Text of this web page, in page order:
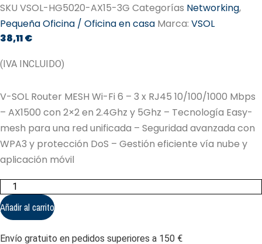
SKU VSOL-HG5020-AX15-3G Categorías Networking,
Pequeña Oficina / Oficina en casa Marca: VSOL
38,11€
(IVA INCLUIDO)
V-SOL Router MESH Wi-Fi 6 – 3 x RJ45 10/100/1000 Mbps
– AX1500 con 2×2 en 2.4Ghz y 5Ghz – Tecnología Easy-
mesh para una red unificada – Seguridad avanzada con
WPA3 y protección DoS – Gestión eficiente vía nube y
aplicación móvil
V-
SOL
Router
MESH
Wi-
6
Añadir al carrito
Envío gratuito en pedidos superiores a 150 €